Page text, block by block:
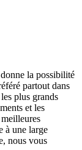
la possibilité
partout dans
plus grands
et les
à une large
nous vous